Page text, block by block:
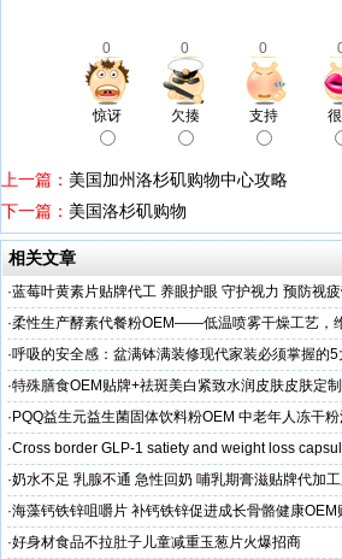
0 0 0
惊讶 欠揍 支持
上一篇： 美国加州洛杉矶购物中心攻略
下一篇： 美国洛杉矶购物
相关文章
·蓝莓叶黄素片贴牌代工 养眼护眼 守护视力 预防视
头直供
·柔性生产酵素代餐粉OEM——低温喷雾干燥工艺，
C保留率≥95%
·呼吸的安全感：盆满钵满装修现代家装必须掌握的5
保准则
·特殊膳食OEM贴牌+祛斑美白紧致水润皮肤皮肤定
工厂家
· PQQ益生元益生菌固体饮料粉OEM 中老年人冻干
粉贴牌代加工
·Cross border GLP-1 satiety and weight loss
·奶水不足 乳腺不通 急性回奶 哺乳期膏滋贴牌代加
·海藻钙铁锌咀嚼片 补钙铁锌促进成长骨骼健康OEM
加工
·好身材食品不拉肚子儿童减重玉葱片火爆招商